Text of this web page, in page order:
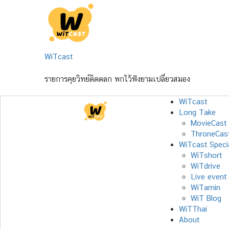
WiTcast
รายการคุยวิทย์ติดตลก พกไว้ฟังยามเปลี่ยวสมอง
WiTcast
Long Take
MovieCast
WiTcast
WiTshort
WiTdrive
Live event
WiTamin
WiT Blog
WiTThai
About